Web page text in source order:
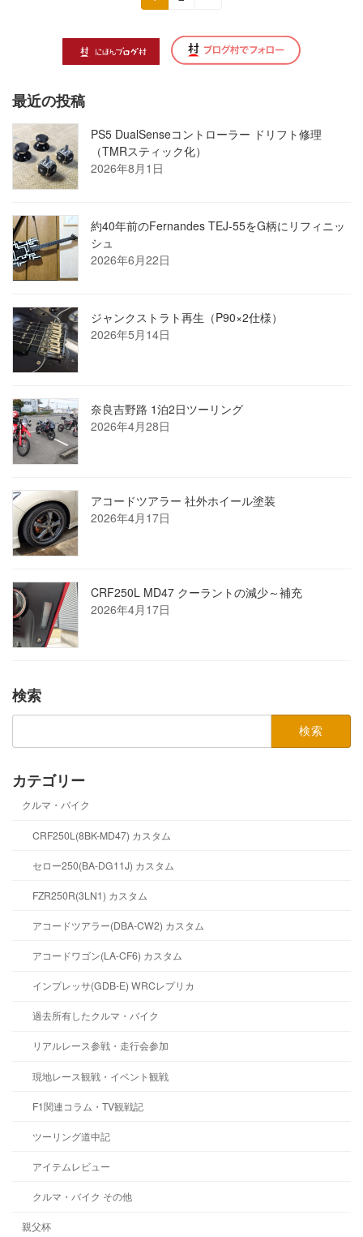
ー
ジ
送
り
定
ジ
ー
ジ
最近の投稿
PS5 DualSenseコントローラー ドリフト修理
（TMRスティック化）
2026年8月1日
約40年前のFernandes TEJ-55をG柄にリフィニッ
シュ
2026年6月22日
ジャンクストラト再生（P90×2仕様）
2026年5月14日
奈良吉野路 1泊2日ツーリング
2026年4月28日
アコードツアラー 社外ホイール塗装
2026年4月17日
CRF250L MD47 クーラントの減少～補充
2026年4月17日
検索
カテゴリー
クルマ・バイク
CRF250L(8BK-MD47) カスタム
セロー250(BA-DG11J) カスタム
FZR250R(3LN1) カスタム
アコードツアラー(DBA-CW2) カスタム
アコードワゴン(LA-CF6) カスタム
インプレッサ(GDB-E) WRCレプリカ
過去所有したクルマ・バイク
リアルレース参戦・走行会参加
現地レース観戦・イベント観戦
F1関連コラム・TV観戦記
ツーリング道中記
アイテムレビュー
クルマ・バイク その他
親父杯